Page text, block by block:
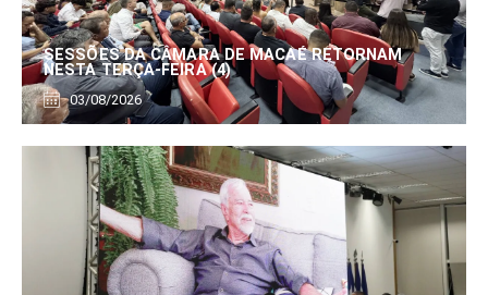
SESSÕES DA CÂMARA DE MACAÉ RETORNAM
NESTA TERÇA-FEIRA (4)
03/08/2026